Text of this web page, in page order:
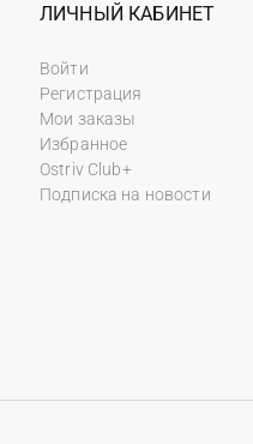
ЛИЧНЫЙ КАБИНЕТ
Войти
Регистрация
Мои заказы
Избранное
Ostriv Club+
Подписка на новости